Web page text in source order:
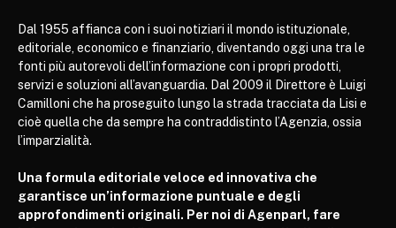
Dal 1955 affianca con i suoi notiziari il mondo istituzionale,
editoriale, economico e finanziario, diventando oggi una tra le
fonti più autorevoli dell’informazione con i propri prodotti,
servizi e soluzioni all’avanguardia. Dal 2009 il Direttore è Luigi
Camilloni che ha proseguito lungo la strada tracciata da Lisi e
cioè quella che da sempre ha contraddistinto l’Agenzia, ossia
l’imparzialità.
Una formula editoriale veloce ed innovativa che
garantisce un’informazione puntuale e degli
approfondimenti originali. Per noi di Agenparl, fare